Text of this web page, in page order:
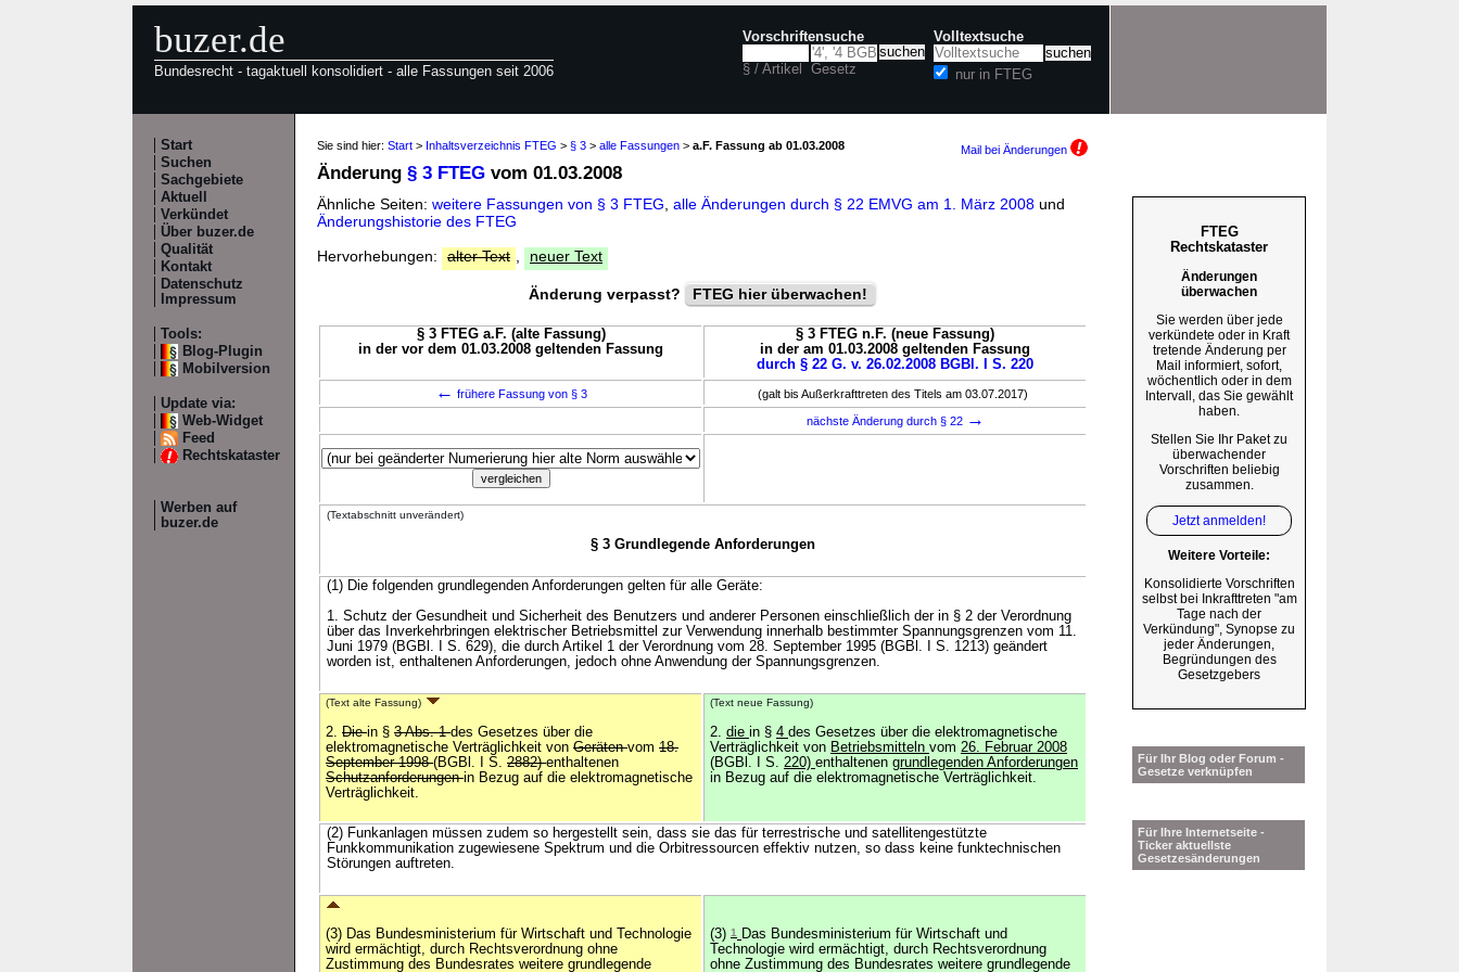
buzer.de
Bundesrecht - tagaktuell konsolidiert - alle Fassungen seit 2006
Vorschriftensuche
§ / Artikel Gesetz
Volltextsuche
nur in FTEG
Start
Suchen
Sachgebiete
Aktuell
Verkündet
Über buzer.de
Qualität
Kontakt
Datenschutz
Impressum
Tools:
Blog-Plugin
Mobilversion
Update via:
Web-Widget
Feed
Rechtskataster
Werben auf
buzer.de
Sie sind hier: Start > Inhaltsverzeichnis FTEG > § 3 > alle Fassungen > a.F. Fassung ab 01.03.2008 Mail bei Änderungen
Änderung § 3 FTEG vom 01.03.2008
Ähnliche Seiten: weitere Fassungen von § 3 FTEG alle Änderungen durch § 22 EMVG am 1. März 2008 und
Änderungshistorie des FTEG
Hervorhebungen:
alter Text neuer Text
Änderung verpasst? FTEG hier überwachen!
§ 3 FTEG a.F. (alte Fassung)
in der vor dem 01.03.2008 geltenden Fassung
§ 3 FTEG n.F. (neue Fassung)
in der am 01.03.2008 geltenden Fassung
durch § 22 G. v. 26.02.2008 BGBl. I S. 220
← frühere Fassung von § 3 (galt bis Außerkrafttreten des Titels am 03.07.2017)
nächste Änderung durch § 22 →
(Textabschnitt unverändert)
§ 3 Grundlegende Anforderungen
(1) Die folgenden grundlegenden Anforderungen gelten für alle Geräte:
1. Schutz der Gesundheit und Sicherheit des Benutzers und anderer Personen einschließlich der in § 2 der Verordnung
über das Inverkehrbringen elektrischer Betriebsmittel zur Verwendung innerhalb bestimmter Spannungsgrenzen vom 11.
Juni 1979 (BGBl. I S. 629), die durch Artikel 1 der Verordnung vom 28. September 1995 (BGBl. I S. 1213) geändert
worden ist, enthaltenen Anforderungen, jedoch ohne Anwendung der Spannungsgrenzen.
(Text alte Fassung)
2. Diein § 3 Abs. 1des Gesetzes über die
elektromagnetische Verträglichkeit von Gerätenvom 18.
September 1998(BGBl. I S. 2882)enthaltenen
Schutzanforderungenin Bezug auf die elektromagnetische
Verträglichkeit.
(Text neue Fassung)
2. die in § 4 des Gesetzes über die elektromagnetische
Verträglichkeit von Betriebsmitteln vom 26. Februar 2008
(BGBl. I S. 220) enthaltenen grundlegenden Anforderungen
in Bezug auf die elektromagnetische Verträglichkeit.
(2) Funkanlagen müssen zudem so hergestellt sein, dass sie das für terrestrische und satellitengestützte
Funkkommunikation zugewiesene Spektrum und die Orbitressourcen effektiv nutzen, so dass keine funktechnischen
Störungen auftreten.
(3) Das Bundesministerium für Wirtschaft und Technologie
wird ermächtigt, durch Rechtsverordnung ohne
Zustimmung des Bundesrates weitere grundlegende
(3) 1
Das Bundesministerium für Wirtschaft und
Technologie wird ermächtigt, durch Rechtsverordnung
ohne Zustimmung des Bundesrates weitere grundlegende
FTEG
Rechtskataster
Änderungen
überwachen
Sie werden über jede
verkündete oder in Kraft
tretende Änderung per
Mail informiert, sofort,
wöchentlich oder in dem
Intervall, das Sie gewählt
haben.
Stellen Sie Ihr Paket zu
überwachender
Vorschriften beliebig
zusammen.
Jetzt anmelden!
Weitere Vorteile:
Konsolidierte Vorschriften
selbst bei Inkrafttreten "am
Tage nach der
Verkündung", Synopse zu
jeder Änderungen,
Begründungen des
Gesetzgebers
Für Ihr Blog oder Forum -
Gesetze verknüpfen
Für Ihre Internetseite -
Ticker aktuellste
Gesetzesänderungen